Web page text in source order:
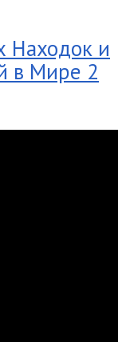
Находок и
в Мире 2